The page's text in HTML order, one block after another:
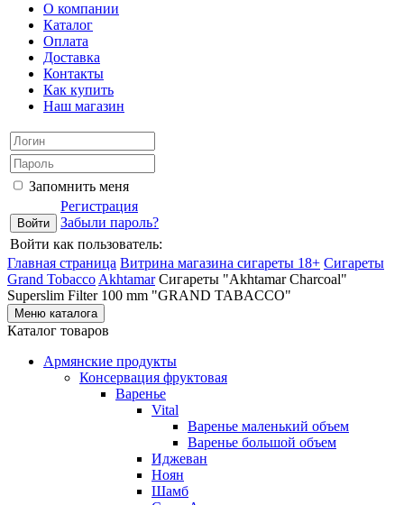
О компании
Каталог
Оплата
Доставка
Контакты
Как купить
Наш магазин
Запомнить меня
Регистрация
Забыли пароль?
Войти как пользователь:
Главная страница Витрина магазина сигареты 18+ Cигареты
Grand Tobacco Akhtamar Сигареты "Akhtamar Charcoal"
Superslim Filter 100 mm "GRAND TABACCO"
Меню каталога
Каталог товаров
Армянские продукты
Консервация фруктовая
Варенье
Vital
Варенье маленький объем
Варенье большой объем
Иджеван
Ноян
Шамб